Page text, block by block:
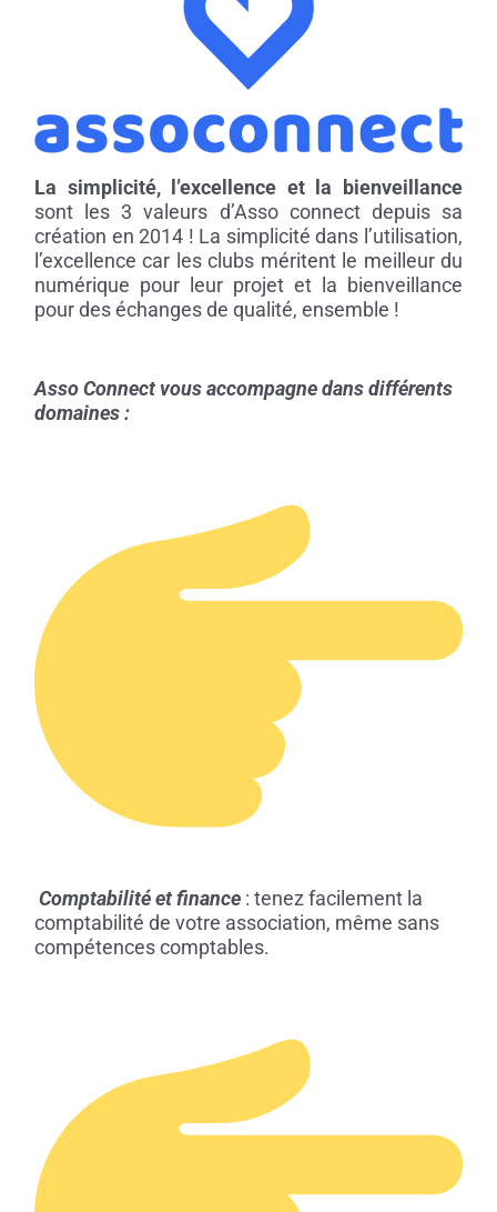
La simplicité, l’excellence et la bienveillance
sont les 3 valeurs d’Asso connect depuis sa
création en 2014 ! La simplicité dans l’utilisation,
l’excellence car les clubs méritent le meilleur du
numérique pour leur projet et la bienveillance
pour des échanges de qualité, ensemble !
Asso Connect vous accompagne dans différents
domaines :
Comptabilité et finance : tenez facilement la
comptabilité de votre association, même sans
compétences comptables.